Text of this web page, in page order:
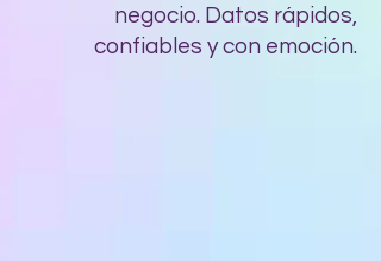
negocio. Datos rápidos,
confiables y con emoción.